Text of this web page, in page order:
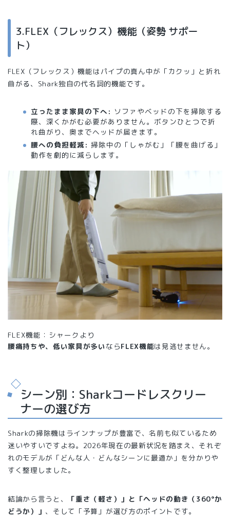
3.FLEX（フレックス）機能（姿勢 サポー
ト）
FLEX（フレックス）機能はパイプの真ん中が「カクッ」と折れ
曲がる、Shark独自の代名詞的機能です。
立ったまま家具の下へ: ソファやベッドの下を掃除する
際、深くかがむ必要がありません。ボタンひとつで折
れ曲がり、奥までヘッドが届きます。
腰への負担軽減: 掃除中の「しゃがむ」「腰を曲げる」
動作を劇的に減らします。
FLEX機能：シャークより
腰痛持ちや、低い家具が多い ならFLEX機能は見逃せません。
シーン別：Sharkコードレスクリー
ナーの選び方
Sharkの掃除機はラインナップが豊富で、名前も似ているため
迷いやすいですよね。2026年現在の最新状況を踏まえ、それぞ
れのモデルが「どんな人・どんなシーンに最適か」を分かりや
すく整理しました。
結論から言うと、
「重さ（軽さ）」と「ヘッドの動き（360°か
どうか）」 、そして「予算」が選び方のポイントです。